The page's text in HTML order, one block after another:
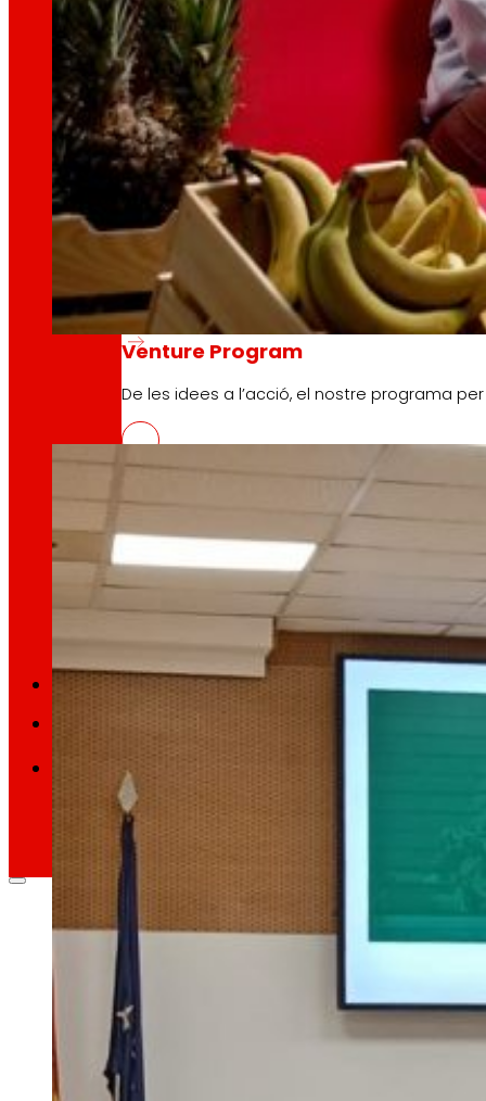
La tecnologia ens mou
Projectes d'innovació
La l+D+i impulsa la nostra transformació,
Venture Program
De les idees a l’acció, el nostre programa
Explorem noves maneres de connectar
Memòries
ES
EROSKI llança el nou pòdcast
30/04/2026